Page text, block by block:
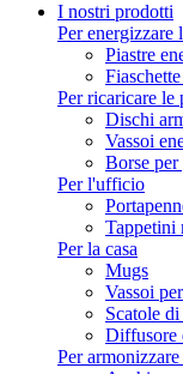
I nostri prodotti
Per energizzare
Piastre
Per ricaricare le
Dischi
Vassoi
Borse
Per l'ufficio
Tappetini
Per la casa
Mugs
Vassoi
Scatole
Diffusore
Per